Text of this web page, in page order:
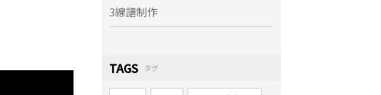
3線譜制作
TAGS タグ